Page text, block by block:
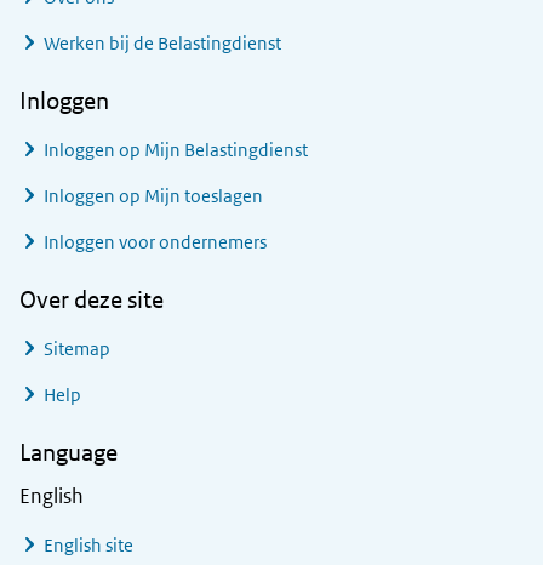
Werken bij de Belastingdienst
Inloggen
Inloggen op Mijn Belastingdienst
Inloggen op Mijn toeslagen
Inloggen voor ondernemers
Over deze site
Sitemap
Help
Language
English
English site